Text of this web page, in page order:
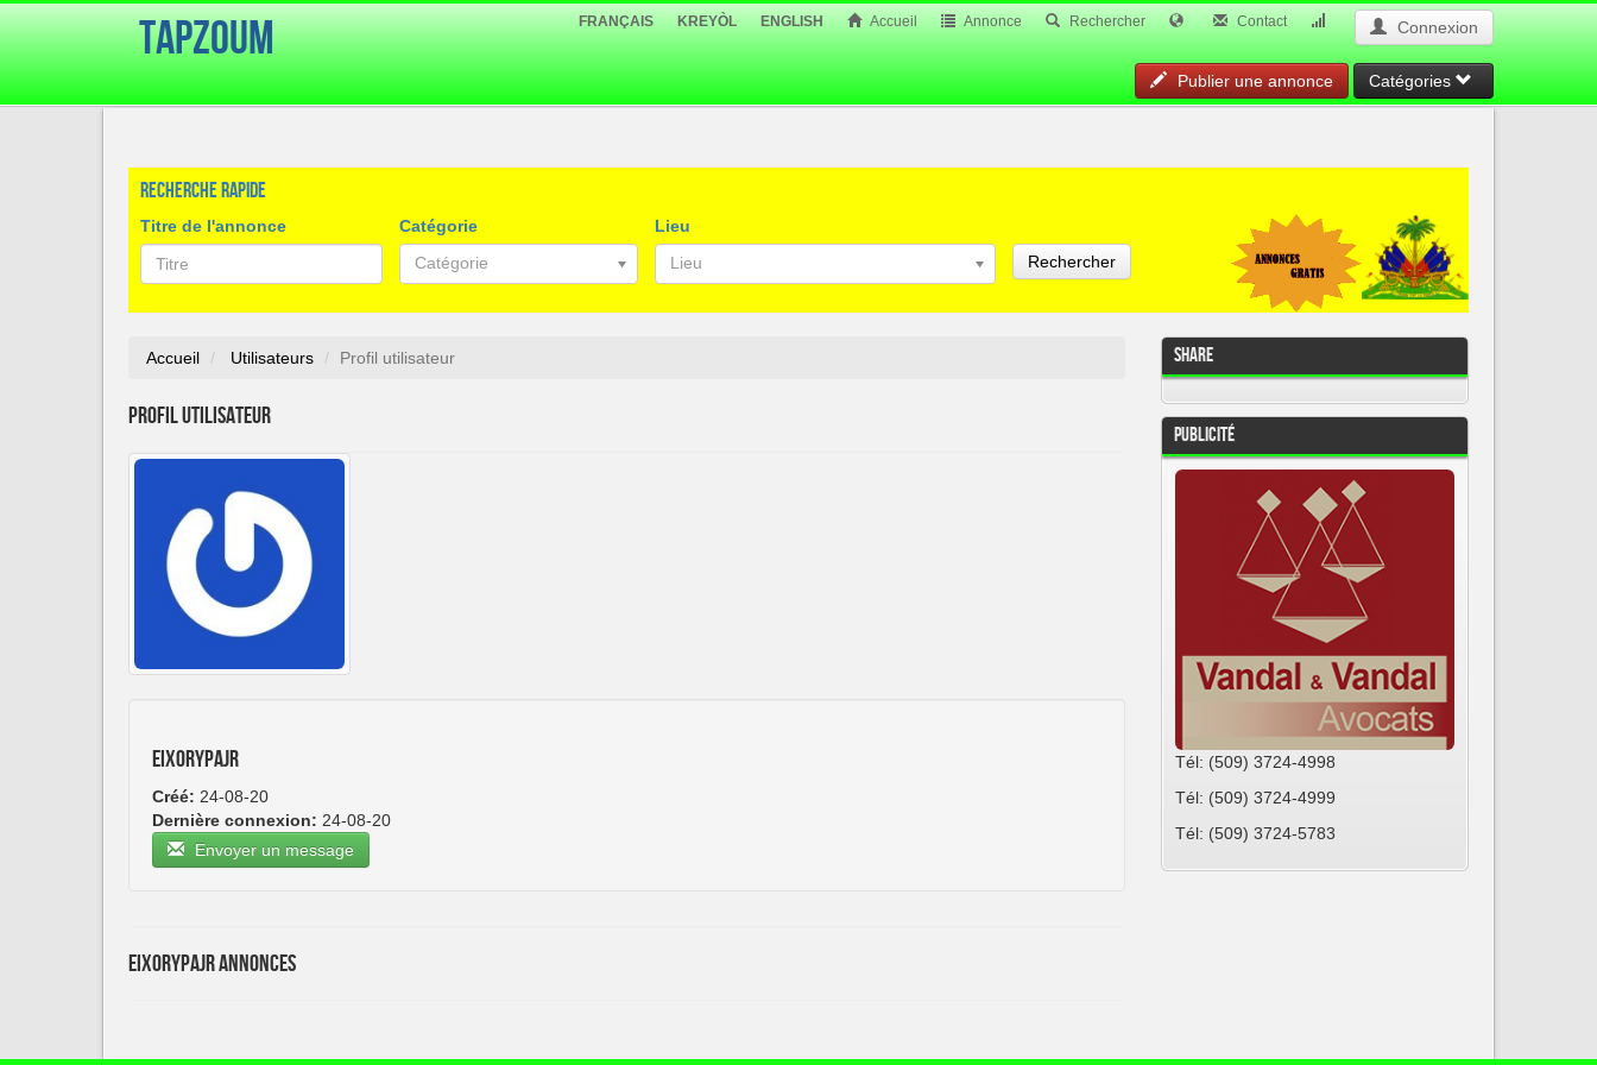
TapZoum FRANÇAIS KREYÒL ENGLISH Accueil Annonce Rechercher Contact Connexion
Publier une annonce Catégories
Recherche rapide
Titre de l'annonce
Catégorie
Catégorie
Lieu
Lieu
Rechercher
Accueil Utilisateurs Profil utilisateur
Profil utilisateur
eixorypajr
Créé: 24-08-20
Dernière connexion: 24-08-20
Envoyer un message
eixorypajr Annonces
Share
Publicité
Tél: (509) 3724-4998
Tél: (509) 3724-4999
Tél: (509) 3724-5783